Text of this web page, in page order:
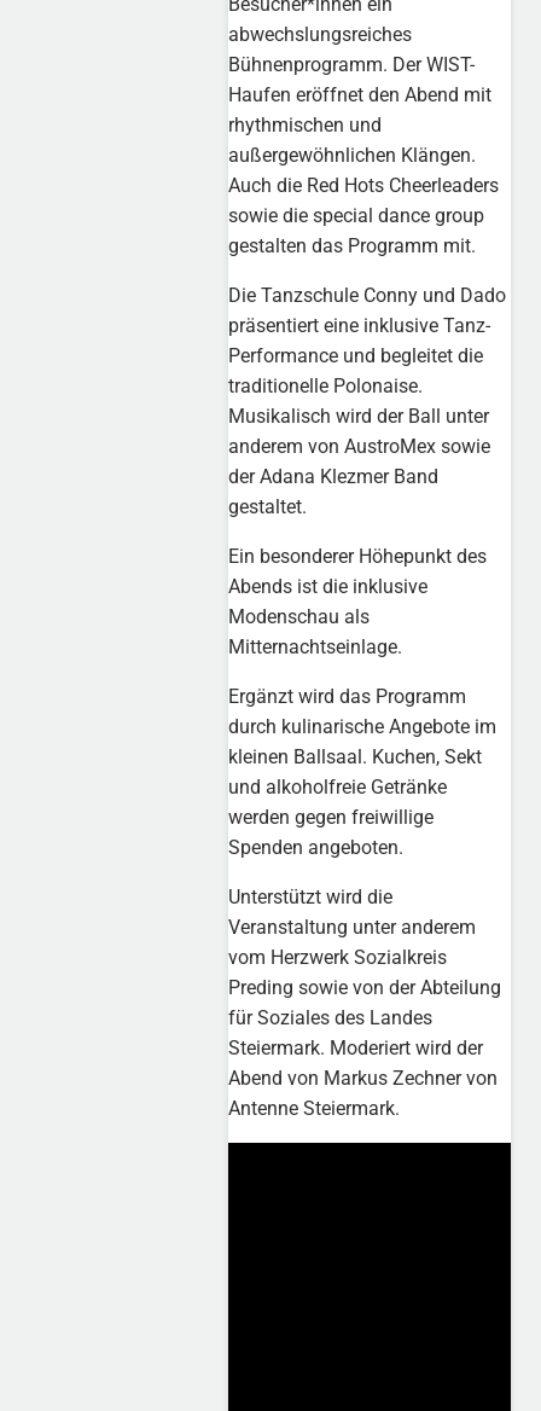
abwechslungsreiches
Bühnenprogramm. Der WIST-
Haufen eröffnet den Abend mit
rhythmischen und
außergewöhnlichen Klängen.
Auch die Red Hots Cheerleaders
sowie die special dance group
gestalten das Programm mit.
Die Tanzschule Conny und Dado
präsentiert eine inklusive Tanz-
Performance und begleitet die
traditionelle Polonaise.
Musikalisch wird der Ball unter
anderem von AustroMex sowie
der Adana Klezmer Band
gestaltet.
Ein besonderer Höhepunkt des
Abends ist die inklusive
Modenschau als
Mitternachtseinlage.
Ergänzt wird das Programm
durch kulinarische Angebote im
kleinen Ballsaal. Kuchen, Sekt
und alkoholfreie Getränke
werden gegen freiwillige
Spenden angeboten.
Unterstützt wird die
Veranstaltung unter anderem
vom Herzwerk Sozialkreis
Preding sowie von der Abteilung
für Soziales des Landes
Steiermark. Moderiert wird der
Abend von Markus Zechner von
Antenne Steiermark.